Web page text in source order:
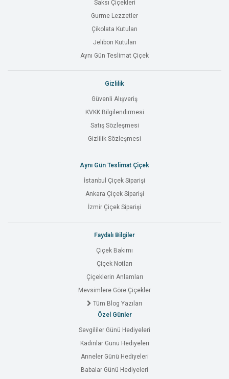
Saksı Çiçekleri
Gurme Lezzetler
Çikolata Kutuları
Jelibon Kutuları
Aynı Gün Teslimat Çiçek
Gizlilik
Güvenli Alışveriş
KVKK Bilgilendirmesi
Satış Sözleşmesi
Gizlilik Sözleşmesi
Aynı Gün Teslimat Çiçek
İstanbul Çiçek Siparişi
Ankara Çiçek Siparişi
İzmir Çiçek Siparişi
Faydalı Bilgiler
Çiçek Bakımı
Çiçek Notları
Çiçeklerin Anlamları
Mevsimlere Göre Çiçekler
Tüm Blog Yazıları
Özel Günler
Sevgililer Günü Hediyeleri
Kadınlar Günü Hediyeleri
Anneler Günü Hediyeleri
Babalar Günü Hediyeleri